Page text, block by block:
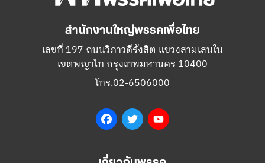
สำนักงานใหญ่พรรคเพื่อไทย
เลขที่ 197 ถนนวิภาวดีรังสิต แขวงสามเสนใน
เขตพญาไท กรุงเทพมหานคร 10400
โทร.02-6506000
FacebookTwitter